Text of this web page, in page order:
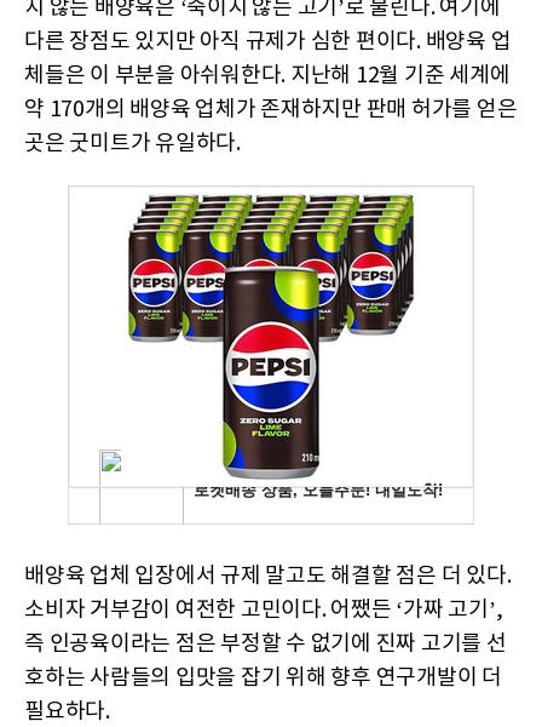
지 않는 배양육은 ‘죽이지 않는 고기’로 불린다. 여기에
다른 장점도 있지만 아직 규제가 심한 편이다. 배양육 업
체들은 이 부분을 아쉬워한다. 지난해 12월 기준 세계에
약 170개의 배양육 업체가 존재하지만 판매 허가를 얻은
곳은 굿미트가 유일하다.
배양육 업체 입장에서 규제 말고도 해결할 점은 더 있다.
소비자 거부감이 여전한 고민이다. 어쨌든 ‘가짜 고기’,
즉 인공육이라는 점은 부정할 수 없기에 진짜 고기를 선
호하는 사람들의 입맛을 잡기 위해 향후 연구개발이 더
필요하다.